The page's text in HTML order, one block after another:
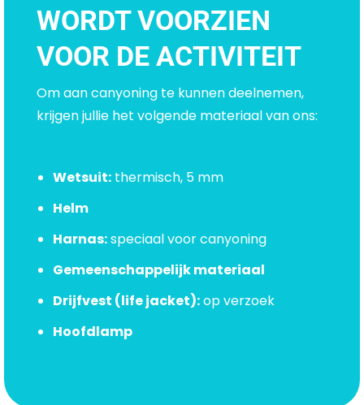
WORDT VOORZIEN
VOOR DE ACTIVITEIT
Om aan canyoning te kunnen deelnemen,
krijgen jullie het volgende materiaal van ons:
Wetsuit: thermisch, 5 mm
Helm
Harnas:speciaal voor canyoning
Gemeenschappelijk materiaal
Drijfvest (life jacket):op verzoek
Hoofdlamp